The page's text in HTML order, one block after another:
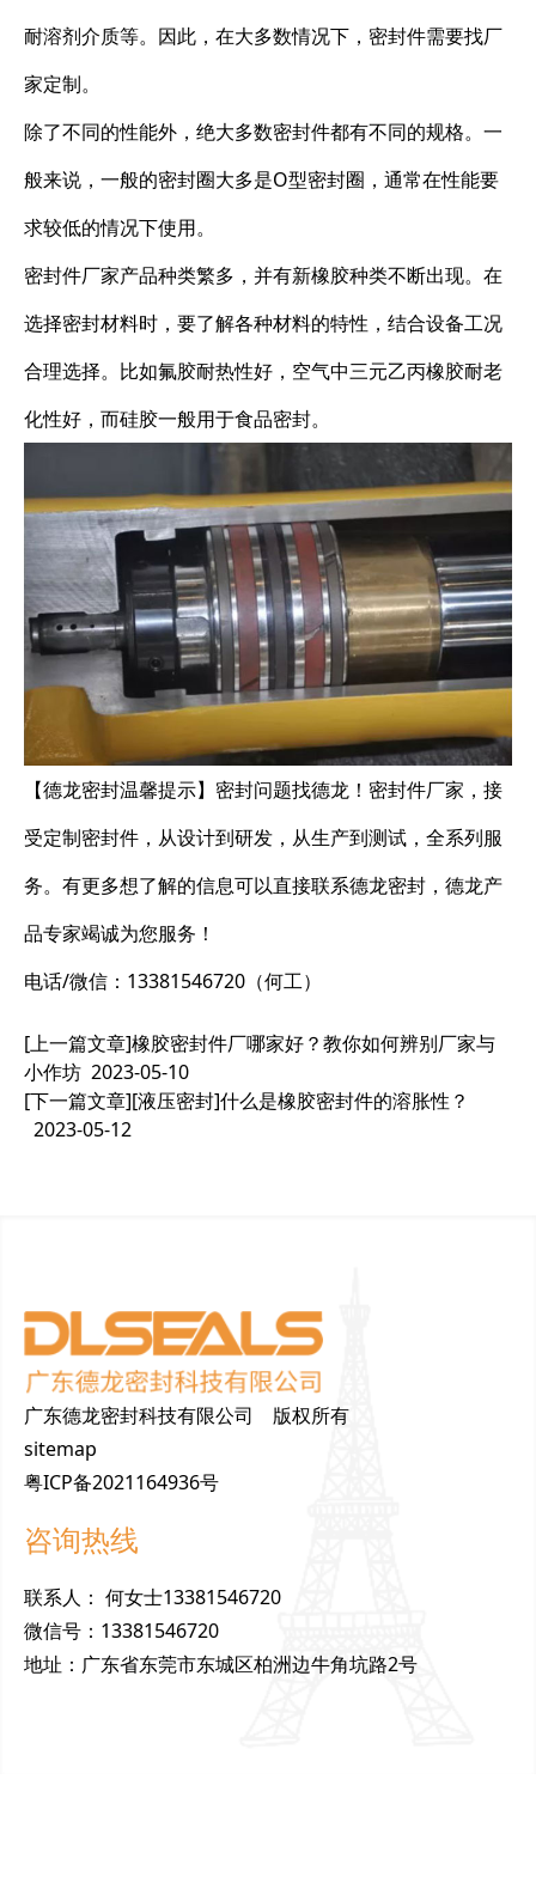
耐溶剂介质等。因此，在大多数情况下，密封件需要找厂
家定制。
除了不同的性能外，绝大多数密封件都有不同的规格。一
般来说，一般的密封圈大多是O型密封圈，通常在性能要
求较低的情况下使用。
密封件厂家产品种类繁多，并有新橡胶种类不断出现。在
选择密封材料时，要了解各种材料的特性，结合设备工况
合理选择。比如氟胶耐热性好，空气中三元乙丙橡胶耐老
化性好，而硅胶一般用于食品密封。
【德龙密封温馨提示】密封问题找德龙！密封件厂家，接
受定制密封件，从设计到研发，从生产到测试，全系列服
务。有更多想了解的信息可以直接联系德龙密封，德龙产
品专家竭诚为您服务！
电话/微信：13381546720（何工）
[上一篇文章]橡胶密封件厂哪家好？教你如何辨别厂家与
小作坊 2023-05-10
[下一篇文章][液压密封]什么是橡胶密封件的溶胀性？
2023-05-12
广东德龙密封科技有限公司 版权所有
sitemap
粤ICP备2021164936号
咨询热线
联系人 ： 何女士13381546720
微信号 ： 13381546720
地址 ： 广东省东莞市东城区柏洲边牛角坑路2号